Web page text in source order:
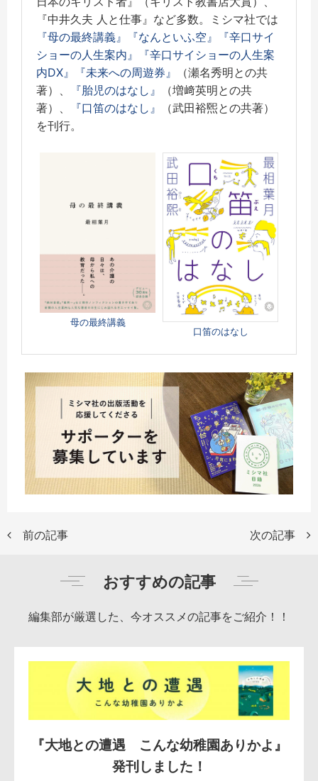
『中井久夫 人と仕事』など多数。ミシマ社では
『母の最終講義』
『なんといふ空』
『辛口サイ
ショーの人生案内』
『辛口サイショーの人生案
内DX』
『未来への周遊券』
（瀬名秀明との共
著）、
『胎児のはなし』
（増﨑英明との共
著）、
『口笛のはなし』
（武田裕煕との共著）
を刊行。
母の最終講義
口笛のはなし
前の記事 次の記事
おすすめの記事
編集部が厳選した、今オススメの記事をご紹介！！
『大地との遭遇 こんな幼稚園ありかよ』
発刊しました！